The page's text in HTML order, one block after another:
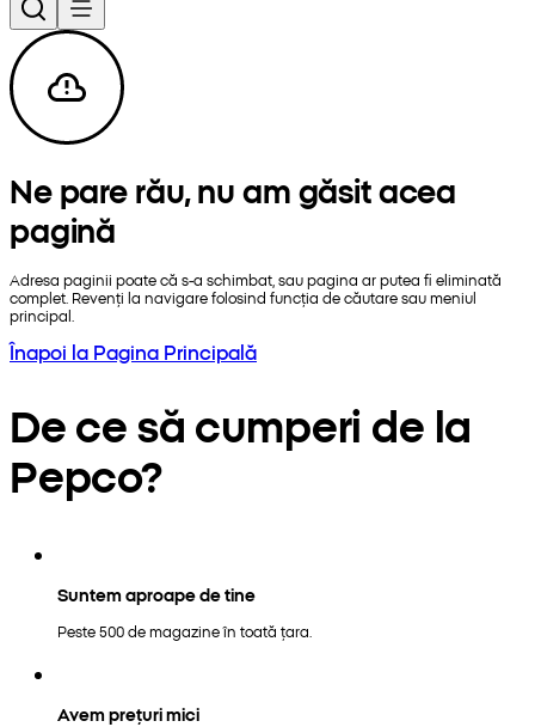
Ne pare rău, nu am găsit acea
pagină
Adresa paginii poate că s-a schimbat, sau pagina ar putea fi eliminată
complet. Revenți la navigare folosind funcția de căutare sau meniul
principal.
Înapoi la Pagina Principală
De ce să cumperi de la
Pepco?
Suntem aproape de tine
Peste 500 de magazine în toată țara.
Avem prețuri mici